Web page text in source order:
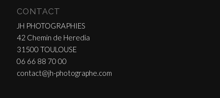
CONTACT
JH PHOTOGRAPHIES
42 Chemin de Heredia
31500 TOULOUSE
06 66 88 70 00
contact@jh-photographe.com